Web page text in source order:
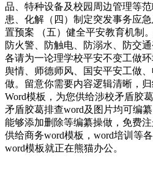
品、特种设备及校园周边管理等
患、化解（四）制定突发事务应
置预案 （五）健全平安教育机制
防火警、防触电、防溺水、防交
各请为一论理学校平安不变工做
舆情、师德师风、国安平安工做
做。留意你需要内容逻辑清晰，
Word模板，为您供给涉校矛盾胶
矛盾胶葛排查word及图片均可编
能够添加删除等编纂操做，免费
供给商务word模板，word培训等
word模板就正在熊猫办公。